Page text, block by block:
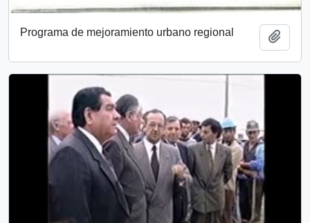
Programa de mejoramiento urbano regional